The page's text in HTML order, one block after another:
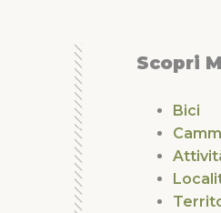
Scopri
Bici